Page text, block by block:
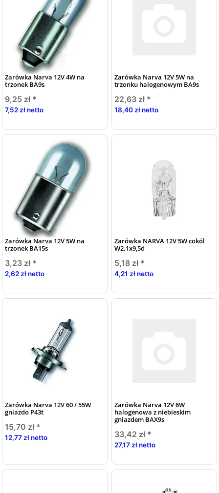
Zarówka Narva 12V 4W na
trzonek BA9s
9,25 zł *
7,52 zł netto
Zarówka Narva 12V 5W na
trzonku halogenowym BA9s
22,63 zł *
18,40 zł netto
Zarówka Narva 12V 5W na
trzonek BA15s
3,23 zł *
2,62 zł netto
Zarówka NARVA 12V 5W cokól
W2.1x9,5d
5,18 zł *
4,21 zł netto
Zarówka Narva 12V 60 / 55W
gniazdo P43t
15,70 zł *
12,77 zł netto
Zarówka Narva 12V 6W
halogenowa z niebieskim
gniazdem BAX9s
33,42 zł *
27,17 zł netto